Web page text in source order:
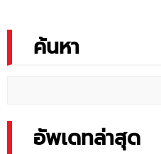
ค้นหา
อัพเดทล่าสุด